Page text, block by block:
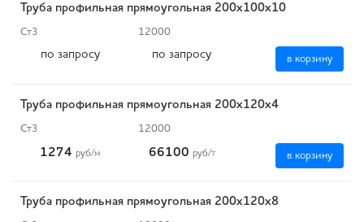
Труба профильная прямоугольная 200х100х10
Ст3 12000
по запросу по запросу в корзину
Труба профильная прямоугольная 200х120х4
Ст3 12000
1274 руб/м 66100 руб/т в корзину
Труба профильная прямоугольная 200х120х8